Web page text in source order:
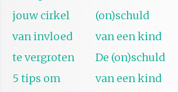
5 tips om
De (on)schuld
van een kind